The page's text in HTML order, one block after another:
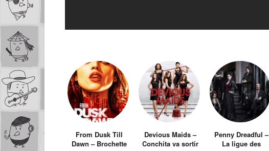
From Dusk Till
Dawn – Brochette
Devious Maids –
Conchita va sortir
Penny Dreadful –
La ligue des